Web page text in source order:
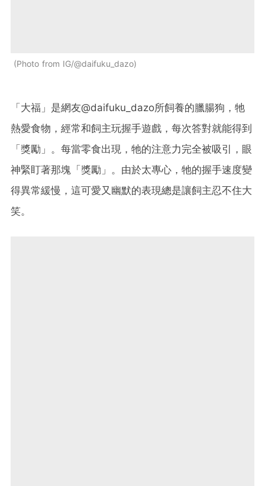
Photo from IG/@daifuku_dazo
「大福」是網友@daifuku_dazo所飼養的臘腸狗，牠
熱愛食物，經常和飼主玩握手遊戲，每次答對就能得到
「獎勵」。每當零食出現，牠的注意力完全被吸引，眼
神緊盯著那塊「獎勵」。由於太專心，牠的握手速度變
得異常緩慢，這可愛又幽默的表現總是讓飼主忍不住大
笑。